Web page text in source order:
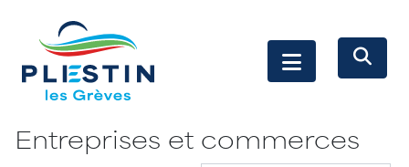
Entreprises et commerces